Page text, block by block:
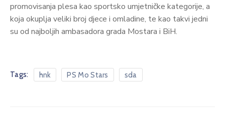
promovisanja plesa kao sportsko umjetničke kategorije, a
koja okuplja veliki broj djece i omladine, te kao takvi jedni
su od najboljih ambasadora grada Mostara i BiH.
Tags: hnk PS Mo Stars sda